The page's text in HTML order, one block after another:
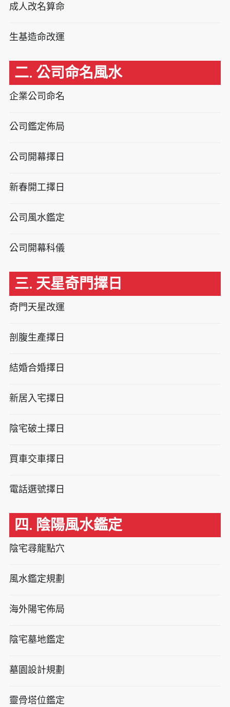
成人改名算命
生基造命改運
二. 公司命名風水
企業公司命名
公司鑑定佈局
公司開幕擇日
新春開工擇日
公司風水鑑定
公司開幕科儀
三. 天星奇門擇日
奇門天星改運
剖腹生產擇日
結婚合婚擇日
新居入宅擇日
陰宅破土擇日
買車交車擇日
電話選號擇日
四. 陰陽風水鑑定
陰宅尋龍點穴
風水鑑定規劃
海外陽宅佈局
陰宅墓地鑑定
墓園設計規劃
靈骨塔位鑑定